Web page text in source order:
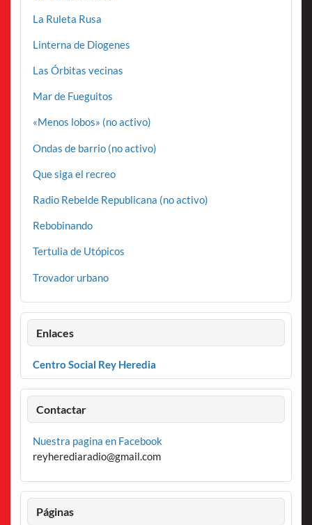
La Ruleta Rusa
Linterna de Diogenes
Las Órbitas vecinas
Mar de Fueguitos
«Menos lobos» (no activo)
Ondas de barrio (no activo)
Que siga el recreo
Radio Rebelde Republicana (no activo)
Rebobinando
Tertulia de Utópicos
Trovador urbano
Enlaces
Centro Social Rey Heredia
Contactar
Nuestra pagina en Facebook
reyherediaradio@gmail.com
Páginas